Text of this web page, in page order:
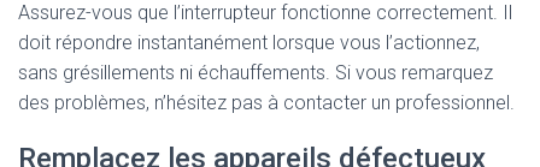
Assurez-vous que l’interrupteur fonctionne correctement. Il
doit répondre instantanément lorsque vous l’actionnez,
sans grésillements ni échauffements. Si vous remarquez
des problèmes, n’hésitez pas à contacter un professionnel.
Remplacez les appareils défectueux